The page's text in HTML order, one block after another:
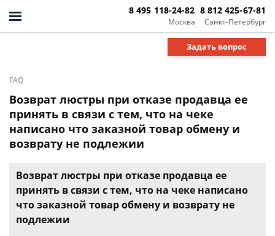
Москва
8 495 118-24-82
Санкт-Петербург
8 812 425-67-81
Задать вопрос
FAQ
Возврат люстры при отказе продавца ее
принять в связи с тем, что на чеке
написано что заказной товар обмену и
возврату не подлежии
Возврат люстры при отказе продавца ее
принять в связи с тем, что на чеке написано
что заказной товар обмену и возврату не
подлежии